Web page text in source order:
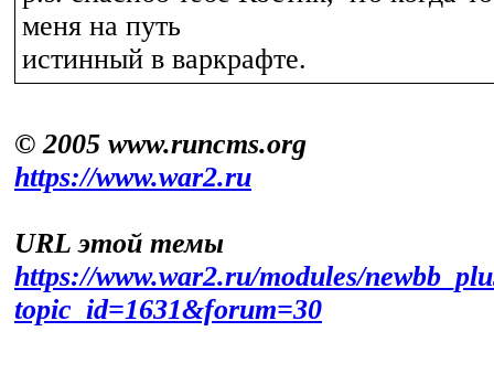
меня на путь
истинный в варкрафте.
© 2005 www.runcms.org
https://www.war2.ru
URL этой темы
https://www.war2.ru/modules/
topic_id=1631&forum=30